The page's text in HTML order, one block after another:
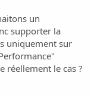
un
supporter la
uniquement sur
réellement le cas ?